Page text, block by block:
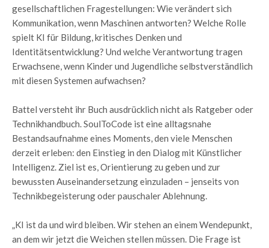
gesellschaftlichen Fragestellungen: Wie verändert sich
Kommunikation, wenn Maschinen antworten? Welche Rolle
spielt KI für Bildung, kritisches Denken und
Identitätsentwicklung? Und welche Verantwortung tragen
Erwachsene, wenn Kinder und Jugendliche selbstverständlich
mit diesen Systemen aufwachsen?
Battel versteht ihr Buch ausdrücklich nicht als Ratgeber oder
Technikhandbuch. SoulToCode ist eine alltagsnahe
Bestandsaufnahme eines Moments, den viele Menschen
derzeit erleben: den Einstieg in den Dialog mit Künstlicher
Intelligenz. Ziel ist es, Orientierung zu geben und zur
bewussten Auseinandersetzung einzuladen – jenseits von
Technikbegeisterung oder pauschaler Ablehnung.
„KI ist da und wird bleiben. Wir stehen an einem Wendepunkt,
an dem wir jetzt die Weichen stellen müssen. Die Frage ist